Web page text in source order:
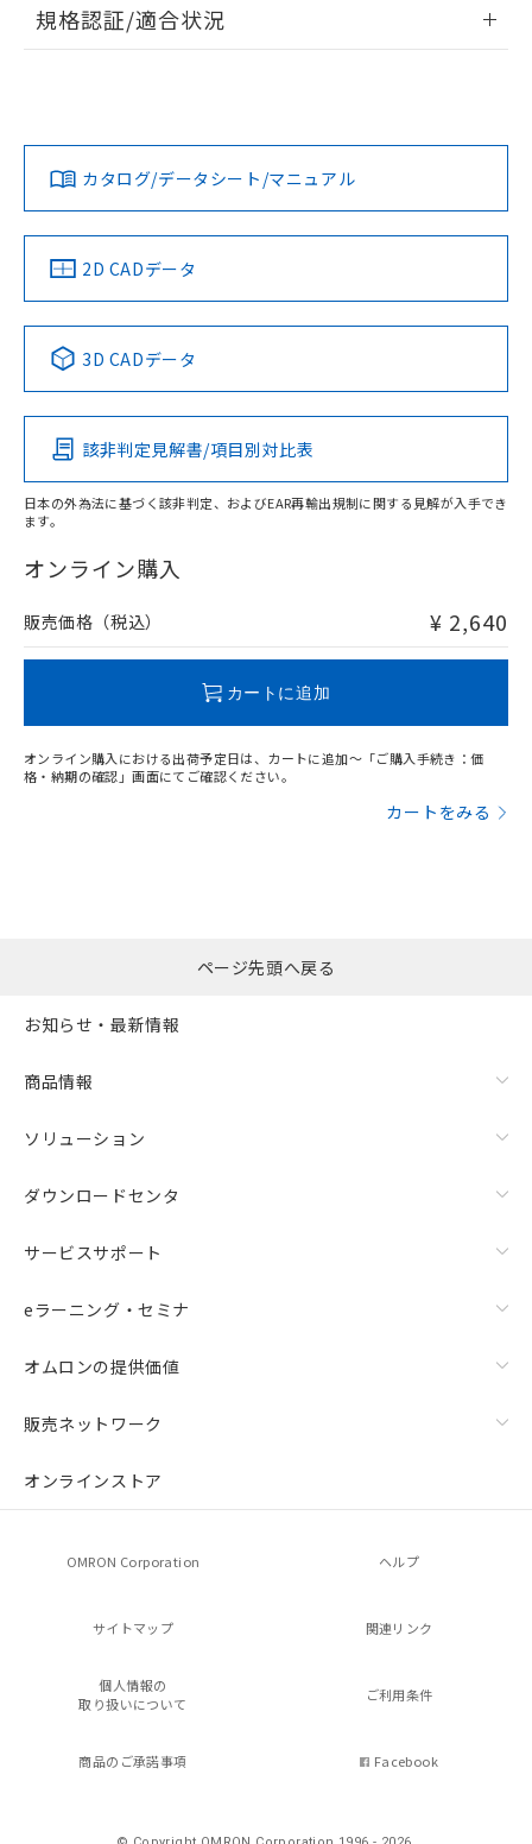
EU RoHS 注意事項・凡例
対応済み
中国 RoHS 注意事項・凡例
Pb Hg Cd Cr(VI)
O
在庫等で未対応品が混在する可能性があります。
問い合わせください。
規格認証/適合状況
LR型式承認
（イギリス
船舶規格）
DNV型式承認
（ノルウェー
BV型式承認
（フランス
KR型式
（韓国
Yes No No No
この製品の規格認証/適合状況ページへ
その他の認証はこちらのページからご検索ください
カタログ/データシート/マニュアル
2D CADデータ
3D CADデータ
該非判定見解書/項目別対比表
日本の外為法に基づく該非判定、およびEAR再輸出規制に関する見解が入手でき
ます。
オンライン購入
販売価格（税込） ¥ 2,640
カートに追加
オンライン購入における出荷予定日は、カートに追加～「ご購入手続き：価
格・納期の確認」画面にてご確認ください。
カートをみる
す。
ページ先頭へ戻る
お知らせ・最新情報
商品情報
ソリューション
ダウンロードセンタ
サービスサポート
eラーニング・セミナ
オムロンの提供価値
販売ネットワーク
オンラインストア
OMRON Corporation ヘルプ
サイトマップ 関連リンク
個人情報の
取り扱いについて
ご利用条件
商品のご承諾事項 Facebook